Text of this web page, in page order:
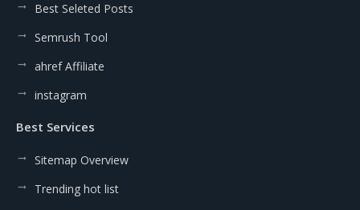
Best Seleted Posts
Semrush Tool
ahref Affiliate
instagram
Best Services
Sitemap Overview
Trending hot list